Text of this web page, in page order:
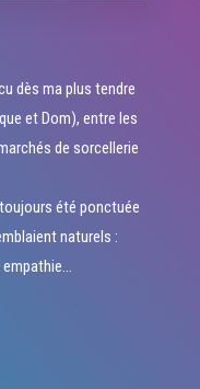
dès ma plus tendre
et Dom), entre les
de sorcellerie
été ponctuée
naturels :